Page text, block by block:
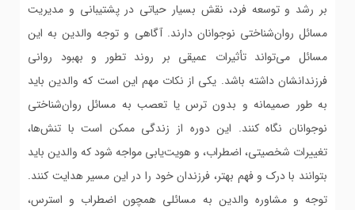
بر رشد و توسعه فرد، نقش بسیار حیاتی در پشتیبانی و مدیریت
مسائل روان‌شناختی نوجوانان دارند. آگاهی و توجه والدین به این
مسائل می‌تواند تأثیرات عمیقی بر روند تطور و بهبود روانی
فرزندانشان داشته باشد. یکی از نکات مهم این است که والدین باید
به طور صمیمانه و بدون ترس یا تعصب به مسائل روان‌شناختی
نوجوانان نگاه کنند. این دوره از زندگی ممکن است با تنش‌ها،
تغییرات شخصیتی، اضطراب، و هویت‌یابی مواجه شود که والدین باید
بتوانند با درک و فهم بهتر، فرزندان خود را در این مسیر هدایت کنند.
توجه و مشاوره والدین به مسائلی همچون اضطراب و استرس،